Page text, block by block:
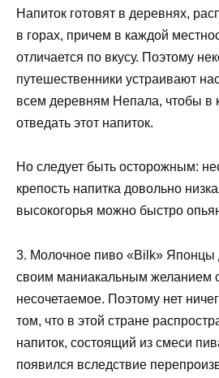
Напиток готовят в деревнях,
в горах, причем в каждой
отличается по вкусу. Поэтому
путешественники устраивают
всем деревням Непала, чтобы в
отведать этот напиток.
Но следует быть осторожным:
крепость напитка довольно
высокогорья можно быстро
3. Молочное пиво «Bilk» Японцы
своим маниакальным желанием
несочетаемое. Поэтому нет
том, что в этой стране
напиток, состоящий из смеси
появился вследствие